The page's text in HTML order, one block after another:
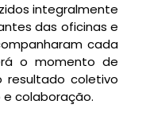
integralmente
das oficinas e
cada
o momento de
resultado coletivo
colaboração.